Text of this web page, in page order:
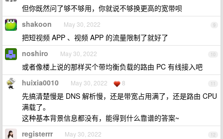
但你既然问了够不够用，你就说不够换更高的宽带呗
9
shakoon May 30, 2022
把短视频 APP 、视频 APP 的流量限制了就好了
10
noshiro May 30, 2022
或者像楼上说的那样买个带均衡负载的路由 PC 有线接入吧
11
huixia0010 May 30, 2022 8
先搞清楚慢是 DNS 解析慢，还是带宽占用满了，还是路由 CPU
满载了。
这种基本背景信息都没有，能得到什么靠谱的答案~
12
registerrr May 30, 2022